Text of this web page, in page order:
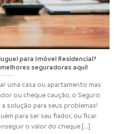
para Imóvel Residencial?
seguradoras aqui!
uma casa ou apartamento mas
ou cheque caução, o Seguro
solução para seus problemas!
para ser seu fiador, ou ficar
o valor do cheque [...]